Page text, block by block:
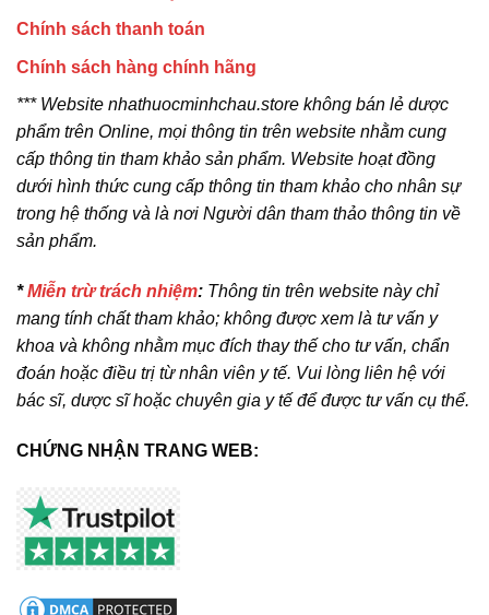
Chính sách thanh toán
Chính sách hàng chính hãng
*** Website nhathuocminhchau.store không bán lẻ dược
phẩm trên Online, mọi thông tin trên website nhằm cung
cấp thông tin tham khảo sản phẩm. Website hoạt đồng
dưới hình thức cung cấp thông tin tham khảo cho nhân sự
trong hệ thống và là nơi Người dân tham thảo thông tin về
sản phẩm.
*Miễn trừ trách nhiệm: Thông tin trên website này chỉ
mang tính chất tham khảo; không được xem là tư vấn y
khoa và không nhằm mục đích thay thế cho tư vấn, chẩn
đoán hoặc điều trị từ nhân viên y tế. Vui lòng liên hệ với
bác sĩ, dược sĩ hoặc chuyên gia y tế để được tư vấn cụ thể.
CHỨNG NHẬN TRANG WEB: